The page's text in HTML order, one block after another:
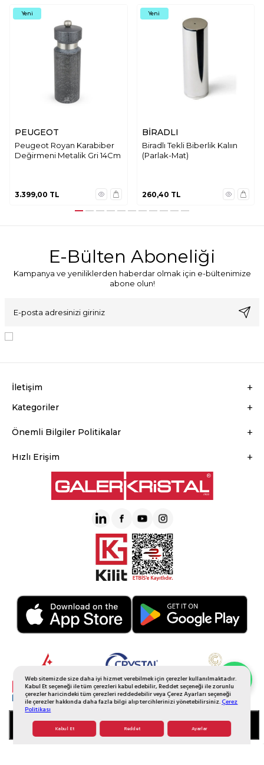
Web sitemizde size daha iyi hizmet verebilmek için çerezler kullanılmaktadır.
Kabul Et seçeneği ile tüm çerezleri kabul edebilir, Reddet seçeneği ile zorunlu
çerezler haricindeki tüm çerezleri reddedebilir veya Çerez Ayarları seçeneği
ile çerezler hakkında daha fazla bilgi alıp tercihlerinizi yönetebilirsiniz.Çerez
Politikası
Kabul Et Reddet Ayarlar
SEPETE EKLE
Yeni
PEUGEOT
Peugeot Royan Karabiber
Değirmeni Metalik Gri 14Cm
3.399,00 TL
Yeni
BİRADLI
Biradlı Tekli Biberlik Kalıın
(Parlak-Mat)
260,40 TL
E-Bülten Aboneliği
Kampanya ve yeniliklerden haberdar olmak için e-bültenimize
abone olun!
İletişim
Kategoriler
Önemli Bilgiler Politikalar
Hızlı Erişim
© 2026 Tüm Hakkı Saklıdır. Galerikristal.com.tr
Whatsapp Sipariş